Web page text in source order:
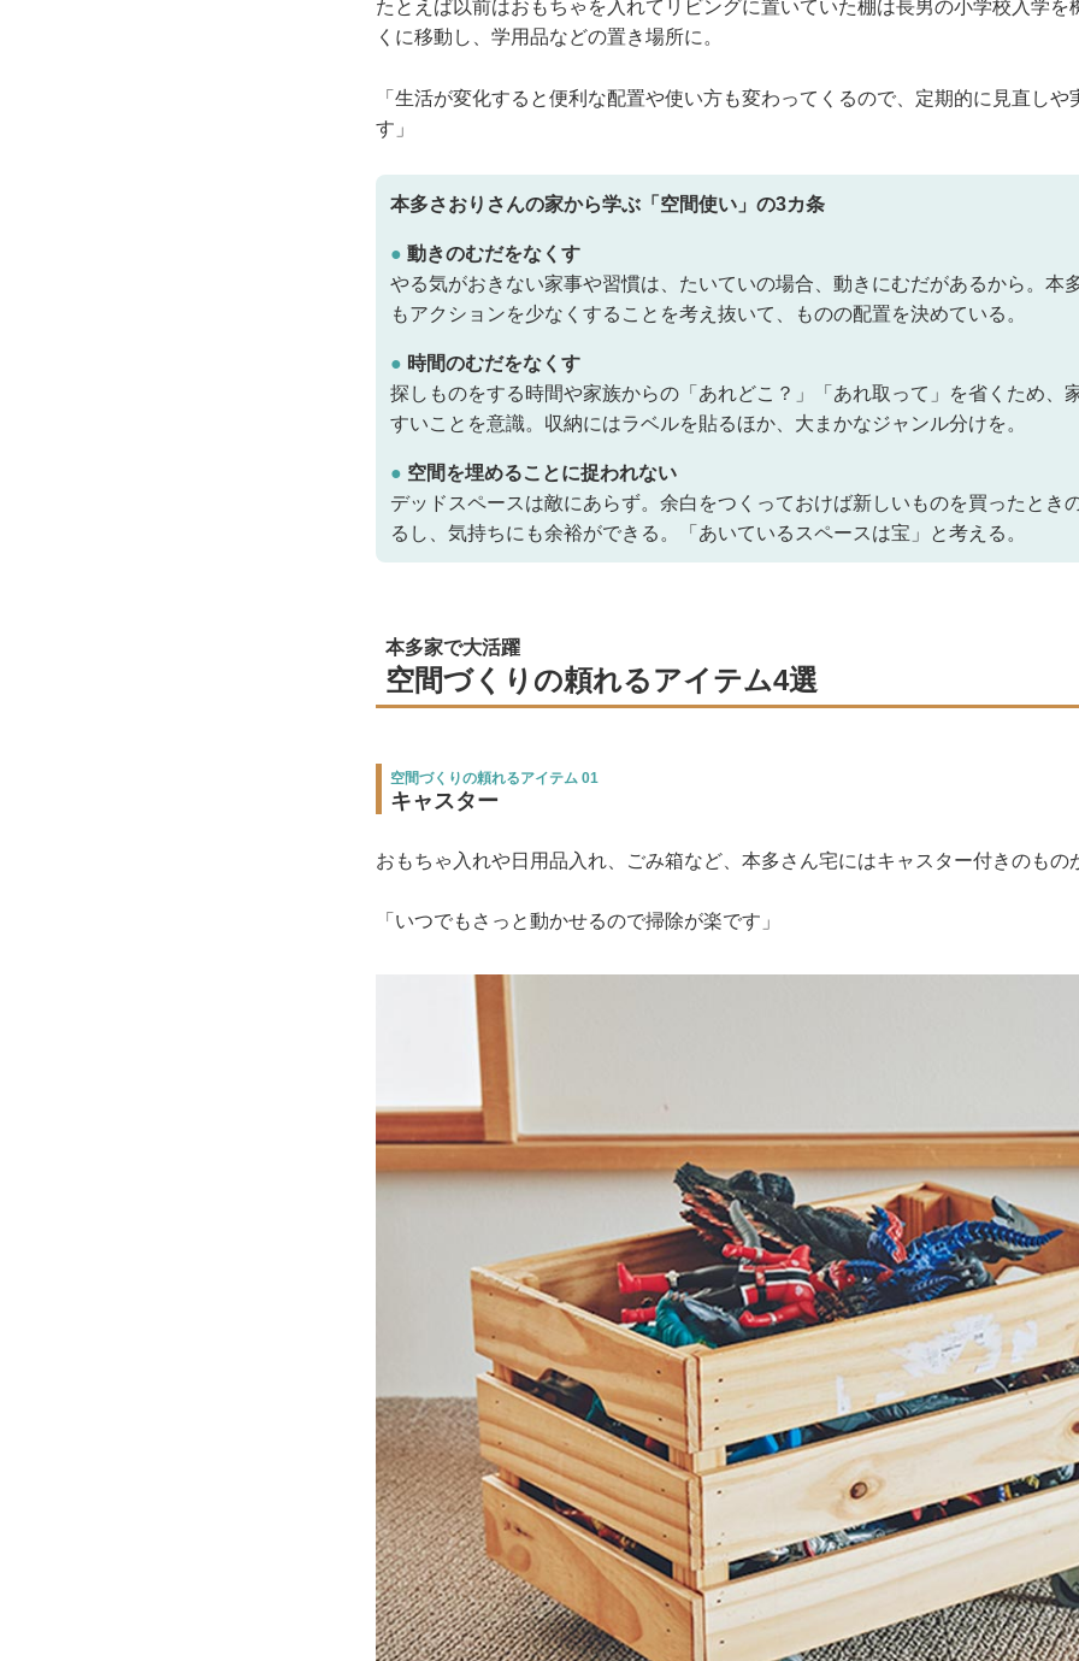
たとえば以前はおもちゃを入れてリビングに置いていた棚は長男の小学校入学を
くに移動し、学用品などの置き場所に。
「生活が変化すると便利な配置や使い方も変わってくるので、定期的に見直しや
す」
本多さおりさんの家から学ぶ「空間使い」の3カ条
● 動きのむだをなくす
やる気がおきない家事や習慣は、たいていの場合、動きにむだがあるから。本
もアクションを少なくすることを考え抜いて、ものの配置を決めている。
● 時間のむだをなくす
探しものをする時間や家族からの「あれどこ？」「あれ取って」を省くため、
すいことを意識。収納にはラベルを貼るほか、大まかなジャンル分けを。
● 空間を埋めることに捉われない
デッドスペースは敵にあらず。余白をつくっておけば新しいものを買ったとき
るし、気持ちにも余裕ができる。「あいているスペースは宝」と考える。
本多家で大活躍
空間づくりの頼れるアイテム4選
空間づくりの頼れるアイテム 01
キャスター
おもちゃ入れや日用品入れ、ごみ箱など、本多さん宅にはキャスター付きのもの
「いつでもさっと動かせるので掃除が楽です」